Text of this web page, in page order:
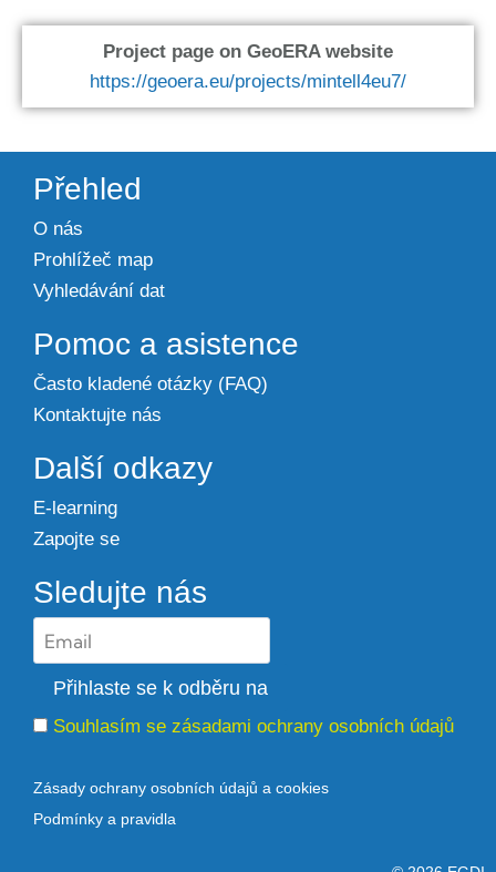
Project page on GeoERA website
https://geoera.eu/projects/mintell4eu7/
Přehled
O nás
Prohlížeč map
Vyhledávání dat
Pomoc a asistence
Často kladené otázky (FAQ)
Kontaktujte nás
Další odkazy
E-learning
Zapojte se
Sledujte nás
Souhlasím se zásadami ochrany osobních údajů
Zásady ochrany osobních údajů a cookies
Podmínky a pravidla